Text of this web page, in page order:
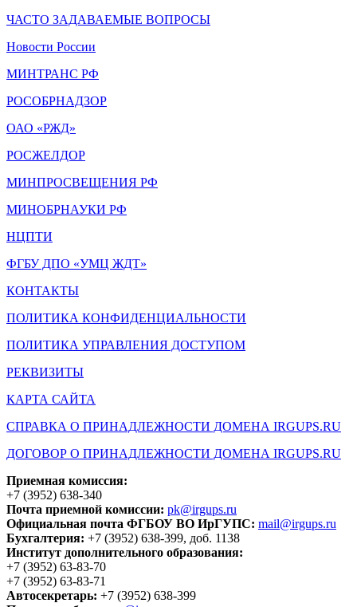
ЧАСТО ЗАДАВАЕМЫЕ ВОПРОСЫ
Новости России
МИНТРАНС РФ
РОСОБРНАДЗОР
ОАО «РЖД»
РОСЖЕЛДОР
МИНПРОСВЕЩЕНИЯ РФ
МИНОБРНАУКИ РФ
НЦПТИ
ФГБУ ДПО «УМЦ ЖДТ»
КОНТАКТЫ
ПОЛИТИКА КОНФИДЕНЦИАЛЬНОСТИ
ПОЛИТИКА УПРАВЛЕНИЯ ДОСТУПОМ
РЕКВИЗИТЫ
КАРТА САЙТА
СПРАВКА О ПРИНАДЛЕЖНОСТИ ДОМЕНА IRGUPS.RU
ДОГОВОР О ПРИНАДЛЕЖНОСТИ ДОМЕНА IRGUPS.RU
Приемная комиссия:
+7 (3952) 638-340
Почта приемной комиссии: pk@irgups.ru
Официальная почта ФГБОУ ВО ИрГУПС: mail@irgups.ru
Бухгалтерия: +7 (3952) 638-399, доб. 1138
Институт дополнительного образования:
+7 (3952) 63-83-70
+7 (3952) 63-83-71
Автосекретарь: +7 (3952) 638-399